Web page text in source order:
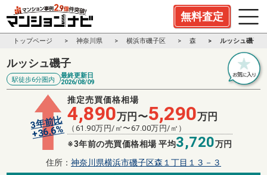
無料査定
トップページ 神奈川県 横浜市磯子区 森 ルッシュ磯子
ルッシュ磯子
駅徒歩6分圏内
最終更新日
2026/08/09
3年前比
+36.6%
推定売買価格相場
4,890万円〜5,290万円
（ 61.90万円/㎡〜67.00万円/㎡）
※3年前の売買価格相場 平均3,720万円
住所： 神奈川県横浜市磯子区森１丁目１３－３